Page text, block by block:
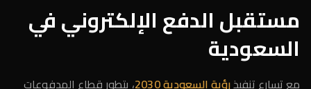
مستقبل الدفع الإلكتروني في
السعودية
مع تسارع تنفيذرؤية السعودية 2030
، يتطور قطاع المدفوعات